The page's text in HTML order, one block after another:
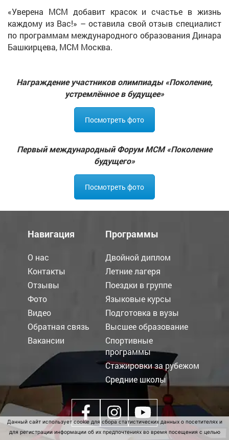
«Уверена МСМ добавит красок и счастье в жизнь
каждому из Вас!» – оставила свой отзыв специалист
по программам международного образования Динара
Башкирцева, МСМ Москва.
Награждение участников олимпиады «Поколение,
устремлённое в будущее»
Посмотреть фото
Первый международный Форум МСМ «Поколение
будущего»
Посмотреть фото
Навигация
О нас
Контакты
Отзывы
Фото
Видео
Обратная связь
Вакансии
Программы
Двойной диплом
Летние лагеря
Поездки в группе
Языковые курсы
Подготовка в вузы
Высшее образование
Спортивные
программы
Стажировки за рубежом
Средние школы
Данный сайт использует cookie для сбора статистических данных о посетителях и
для регистрации информации об их предпочтениях во время посещения с целью